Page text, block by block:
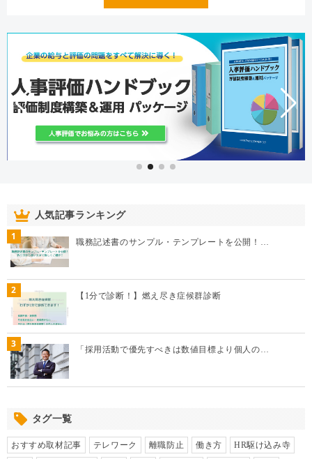
人気記事ランキング
1 職務記述書のサンプル・テンプレートを公開！…
2 【1分で診断！】燃え尽き症候群診断
3 「採用活動で優先すべきは数値目標より個人の…
タグ一覧
おすすめ取材記事 テレワーク 離職防止 働き方 HR駆け込み寺